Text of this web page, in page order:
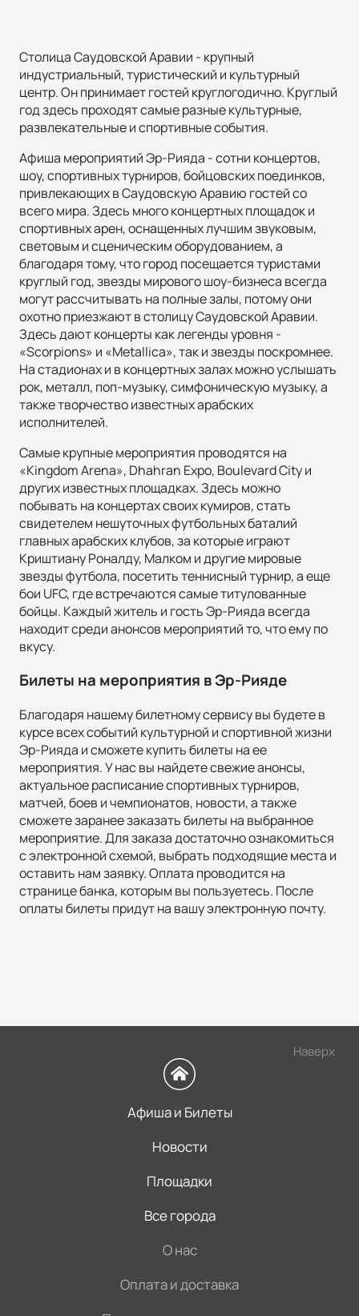
Столица Саудовской Аравии - крупный
индустриальный, туристический и культурный
центр. Он принимает гостей круглогодично. Круглый
год здесь проходят самые разные культурные,
развлекательные и спортивные события.
Афиша мероприятий Эр-Рияда - сотни концертов,
шоу, спортивных турниров, бойцовских поединков,
привлекающих в Саудовскую Аравию гостей со
всего мира. Здесь много концертных площадок и
спортивных арен, оснащенных лучшим звуковым,
световым и сценическим оборудованием, а
благодаря тому, что город посещается туристами
круглый год, звезды мирового шоу-бизнеса всегда
могут рассчитывать на полные залы, потому они
охотно приезжают в столицу Саудовской Аравии.
Здесь дают концерты как легенды уровня -
«Scorpions» и «Metallica», так и звезды поскромнее.
На стадионах и в концертных залах можно услышать
рок, металл, поп-музыку, симфоническую музыку, а
также творчество известных арабских
исполнителей.
Самые крупные мероприятия проводятся на
«Kingdom Arena», Dhahran Expo, Boulevard City и
других известных площадках. Здесь можно
побывать на концертах своих кумиров, стать
свидетелем нешуточных футбольных баталий
главных арабских клубов, за которые играют
Криштиану Роналду, Малком и другие мировые
звезды футбола, посетить теннисный турнир, а еще
бои UFC, где встречаются самые титулованные
бойцы. Каждый житель и гость Эр-Рияда всегда
находит среди анонсов мероприятий то, что ему по
вкусу.
Билеты на мероприятия в Эр-Рияде
Благодаря нашему билетному сервису вы будете в
курсе всех событий культурной и спортивной жизни
Эр-Рияда и сможете купить билеты на ее
мероприятия. У нас вы найдете свежие анонсы,
актуальное расписание спортивных турниров,
матчей, боев и чемпионатов, новости, а также
сможете заранее заказать билеты на выбранное
мероприятие. Для заказа достаточно ознакомиться
с электронной схемой, выбрать подходящие места и
оставить нам заявку. Оплата проводится на
странице банка, которым вы пользуетесь. После
оплаты билеты придут на вашу электронную почту.
Наверх
Афиша и Билеты
Новости
Площадки
Все города
О нас
Оплата и доставка